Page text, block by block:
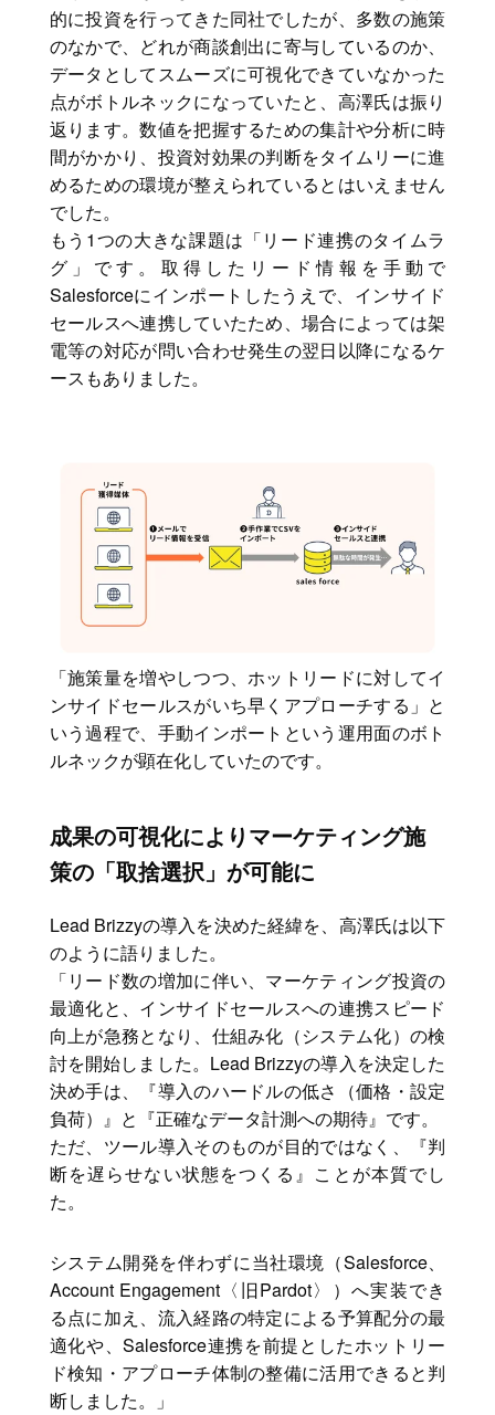
的に投資を行ってきた同社でしたが、多数の施策
のなかで、どれが商談創出に寄与しているのか、
データとしてスムーズに可視化できていなかった
点がボトルネックになっていたと、高澤氏は振り
返ります。数値を把握するための集計や分析に時
間がかかり、投資対効果の判断をタイムリーに進
めるための環境が整えられているとはいえません
でした。
もう1つの大きな課題は「リード連携のタイムラ
グ」です。取得したリード情報を手動で
Salesforceにインポートしたうえで、インサイド
セールスへ連携していたため、場合によっては架
電等の対応が問い合わせ発生の翌日以降になるケ
ースもありました。
「施策量を増やしつつ、ホットリードに対してイ
ンサイドセールスがいち早くアプローチする」と
いう過程で、手動インポートという運用面のボト
ルネックが顕在化していたのです。
成果の可視化によりマーケティング施
策の「取捨選択」が可能に
Lead Brizzyの導入を決めた経緯を、高澤氏は以下
のように語りました。
「リード数の増加に伴い、マーケティング投資の
最適化と、インサイドセールスへの連携スピード
向上が急務となり、仕組み化（システム化）の検
討を開始しました。Lead Brizzyの導入を決定した
決め手は、『導入のハードルの低さ（価格・設定
負荷）』と『正確なデータ計測への期待』です。
ただ、ツール導入そのものが目的ではなく、『判
断を遅らせない状態をつくる』ことが本質でし
た。
システム開発を伴わずに当社環境（Salesforce、
Account Engagement〈旧Pardot〉）へ実装でき
る点に加え、流入経路の特定による予算配分の最
適化や、Salesforce連携を前提としたホットリー
ド検知・アプローチ体制の整備に活用できると判
断しました。」